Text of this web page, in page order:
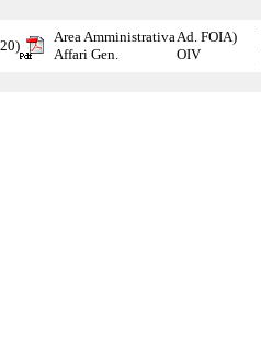
20)
Area Amministrativa
Affari Gen.
Ad. FOIA)
OIV